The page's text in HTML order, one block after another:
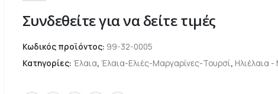
Συνδεθείτε για να δείτε τιμές
Κωδικός προϊόντος: 99-32-0005
Κατηγορίες: Έλαια, Έλαια-Ελιές-Μαργαρίνες-Τουρσί, Ηλιέλαια -